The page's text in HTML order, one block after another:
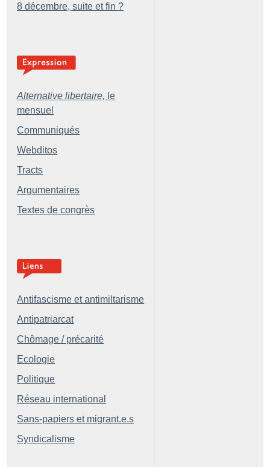
8 décembre, suite et fin ?
Alternative libertaire, le
mensuel
Communiqués
Webditos
Tracts
Argumentaires
Textes de congrès
Antifascisme et antimiltarisme
Antipatriarcat
Chômage / précarité
Ecologie
Politique
Réseau international
Sans-papiers et migrant.e.s
Syndicalisme